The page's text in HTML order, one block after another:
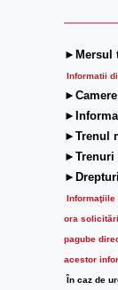
►Mersul
Informatii
►Trenul
►Trenuri
Informaţiile
ora
pagube
acestor
În caz de